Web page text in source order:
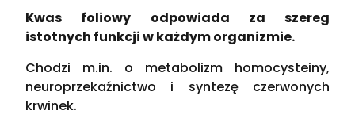
Kwas foliowy odpowiada za szereg
istotnych funkcji w każdym organizmie.
Chodzi m.in. o metabolizm homocysteiny,
neuroprzekaźnictwo i syntezę czerwonych
krwinek.